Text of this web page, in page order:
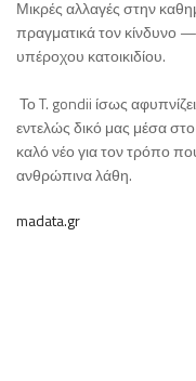
Μικρές αλλαγές στην
πραγματικά τον κίνδυνο
υπέροχου κατοικιδίου.
Το T. gondii ίσως
εντελώς δικό μας μέσα
καλό νέο για τον τρόπο
ανθρώπινα λάθη.
madata.gr